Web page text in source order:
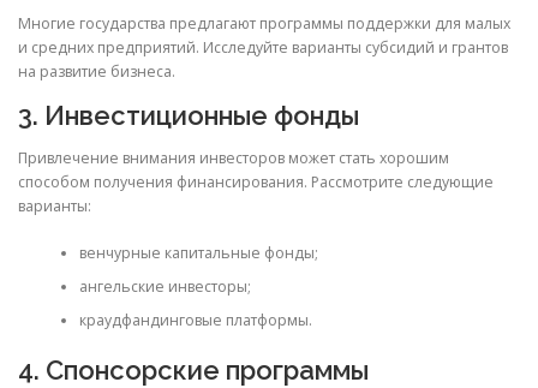
Многие государства предлагают программы поддержки для малых
и средних предприятий. Исследуйте варианты субсидий и грантов
на развитие бизнеса.
3. Инвестиционные фонды
Привлечение внимания инвесторов может стать хорошим
способом получения финансирования. Рассмотрите следующие
варианты:
венчурные капитальные фонды;
ангельские инвесторы;
краудфандинговые платформы.
4. Спонсорские программы